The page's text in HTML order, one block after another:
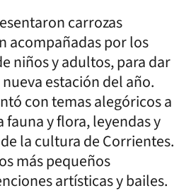
carrozas
acompañadas por los
niños y adultos, para dar
estación del año.
con temas alegóricos a
fauna y flora, leyendas y
la cultura de Corrientes.
más pequeños
artísticas y bailes.